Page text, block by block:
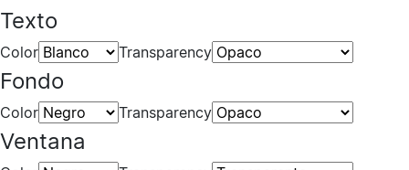
Texto
Color Transparency
Fondo
Color Transparency
Ventana